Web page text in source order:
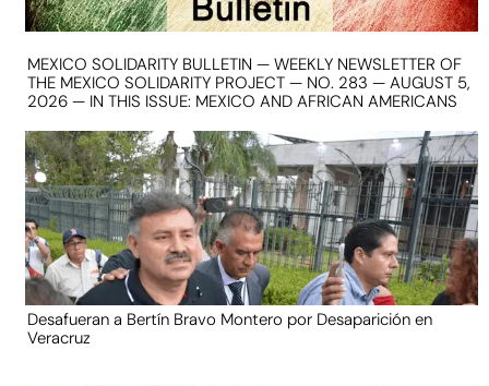
MEXICO SOLIDARITY BULLETIN — WEEKLY NEWSLETTER OF
THE MEXICO SOLIDARITY PROJECT — NO. 283 — AUGUST 5,
2026 — IN THIS ISSUE: MEXICO AND AFRICAN AMERICANS
Desafueran a Bertín Bravo Montero por Desaparición en
Veracruz